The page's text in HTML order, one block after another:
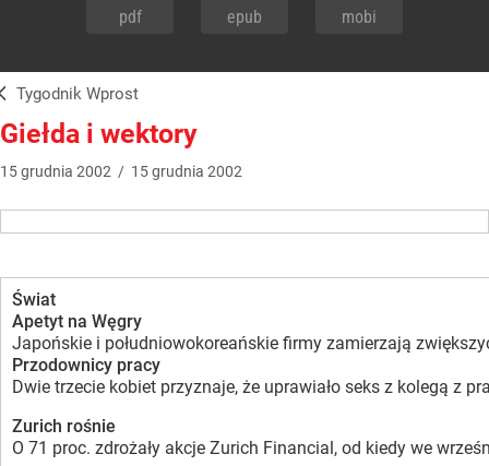
pdf epub mobi
Tygodnik Wprost
Giełda i wektory
15grudnia 2002 / 15grudnia 2002
Świat
Apetyt na Węgry
Japońskie i południowokoreańskie firmy zamierzają
Przodownicy pracy
Dwie trzecie kobiet przyznaje, że uprawiało seks z kolegą z
Zurich rośnie
O 71 proc. zdrożały akcje Zurich Financial, od kiedy we